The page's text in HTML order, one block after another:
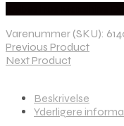
Varenummer (SKU):
Previous Product
Next Product
Beskrivelse
Yderligere